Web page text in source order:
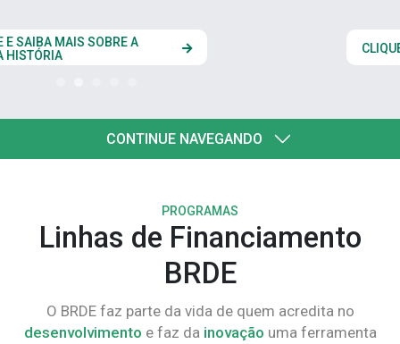
CLIQUE AQUI
CONTINUE NAVEGANDO
PROGRAMAS
Linhas de Financiamento
BRDE
O BRDE faz parte da vida de quem acredita no
desenvolvimento e faz da inovação uma ferramenta